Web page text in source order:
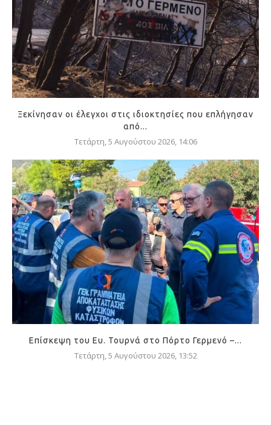
Ξεκίνησαν οι έλεγχοι στις ιδιοκτησίες που επλήγησαν
από...
Τετάρτη, 5 Αυγούστου 2026, 14:06
Επίσκεψη του Ευ. Τουρνά στο Πόρτο Γερμενό –...
Τετάρτη, 5 Αυγούστου 2026, 13:52